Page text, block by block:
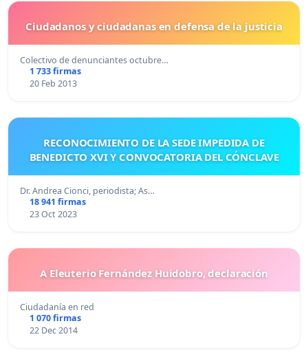
Ciudadanos y ciudadanas en defensa de la justicia
Colectivo de denunciantes octubre…
1 733 firmas
20 Feb 2013
RECONOCIMIENTO DE LA SEDE IMPEDIDA DE
BENEDICTO XVI Y CONVOCATORIA DEL CÓNCLAVE
Dr. Andrea Cionci, periodista; As…
18 941 firmas
23 Oct 2023
A Eleuterio Fernández Huidobro, declaración
Ciudadanía en red
1 070 firmas
22 Dec 2014